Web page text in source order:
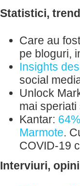
Statistici,
Care au
pe bloguri,
Insights
social
Unlock
mai
Kantar:
Marmote.
COVID-19
Interviuri,